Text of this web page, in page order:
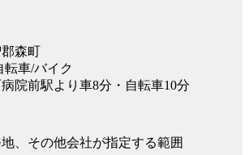
森町
転車/バイク
院前駅より車8分・自転車10分
、その他会社が指定する範囲